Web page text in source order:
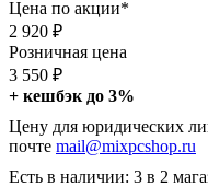
Цена по акции*
2 920 ₽
Розничная цена
3 550 ₽
+ кешбэк до 3%
Цену для юридических
почте mail@mixpcshop.ru
Есть в наличии: 3 в 2